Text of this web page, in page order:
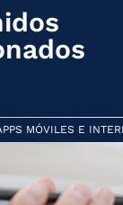
MÓVILES E